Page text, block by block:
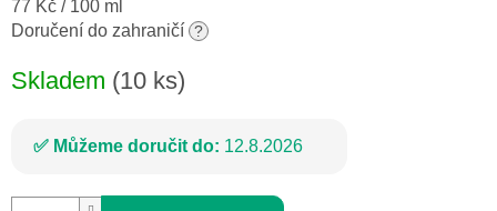
Měrná
cena:
77 Kč / 100 ml
Doručení do zahraničí ?
Skladem (10 ks)
Můžeme doručit do: 12.8.2026